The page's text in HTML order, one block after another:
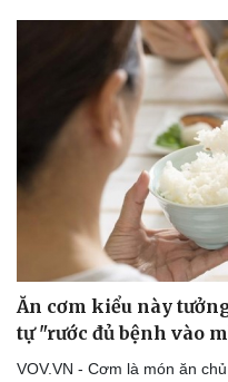
Du lịch
Tư vấn
check-in
Ăn cơm kiểu này
tự "rước đủ bệnh vào
VOV.VN - Cơm là món ăn